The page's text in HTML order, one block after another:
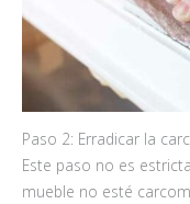
Paso 2: Erradicar la
Este paso no es
mueble no esté